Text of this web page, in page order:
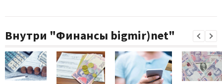
Внутри "Финансы bigmir)net"